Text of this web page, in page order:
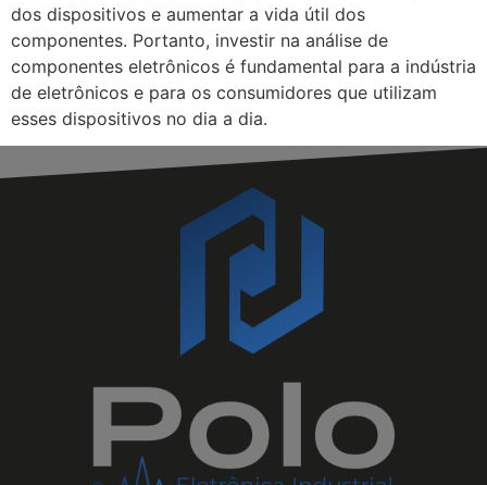
dos dispositivos e aumentar a vida útil dos
componentes. Portanto, investir na análise de
componentes eletrônicos é fundamental para a indústria
de eletrônicos e para os consumidores que utilizam
esses dispositivos no dia a dia.